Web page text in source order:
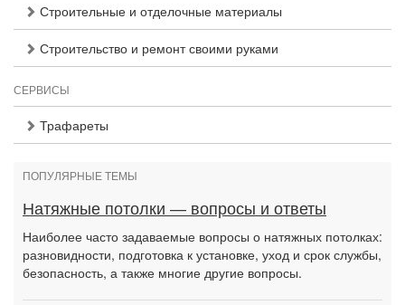
Строительные и отделочные материалы
Строительство и ремонт своими руками
СЕРВИСЫ
Трафареты
ПОПУЛЯРНЫЕ ТЕМЫ
Натяжные потолки — вопросы и ответы
Наиболее часто задаваемые вопросы о натяжных потолках:
разновидности, подготовка к установке, уход и срок службы,
безопасность, а также многие другие вопросы.